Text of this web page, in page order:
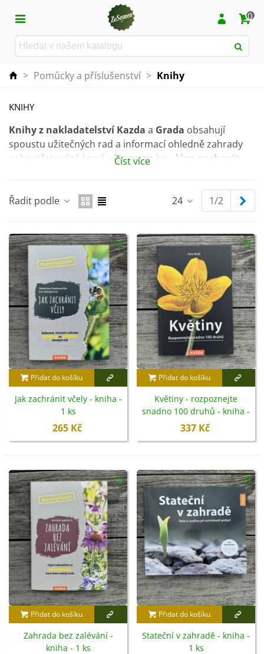
0
> Pomůcky a příslušenství > Knihy
KNIHY
Knihy z nakladatelství Kazda a Grada obsahují
spoustu užitečných rad a informací ohledně zahrady
nebo pěstování, které vám pomohou lépe pochopit
V knihách se dozvíte nejen potřebné informace či
vychytávky pro vás, ale zjistíte i něco užitečného o
Číst více
Řadit podle 24 1/2
Přidat do košíku
Jak zachránit včely - kniha -
1 ks
265 Kč
Přidat do košíku
Květiny - rozpoznejte
snadno 100 druhů - kniha -
1 ks
337 Kč
Přidat do košíku
Zahrada bez zalévání -
kniha - 1 ks
Přidat do košíku
Stateční v zahradě - kniha -
1 ks